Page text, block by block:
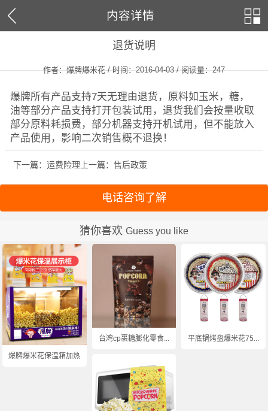
内容详情
退货说明
作者：爆牌爆米花 / 时间：2016-04-03 / 阅读量：247
爆牌所有产品支持7天无理由退货，原料如玉米，糖，
油等部分产品支持打开包装试用，退货我们会按量收取
部分原料耗损费，部分机器支持开机试用，但不能放入
产品使用，影响二次销售概不退换！
上一篇：售后政策
下一篇：运费险理
电话咨询了解
猜你喜欢 Guess you like
爆牌爆米花保温箱加热...
台湾cp裹糖膨化零食... 平底锅烤盘爆米花75...